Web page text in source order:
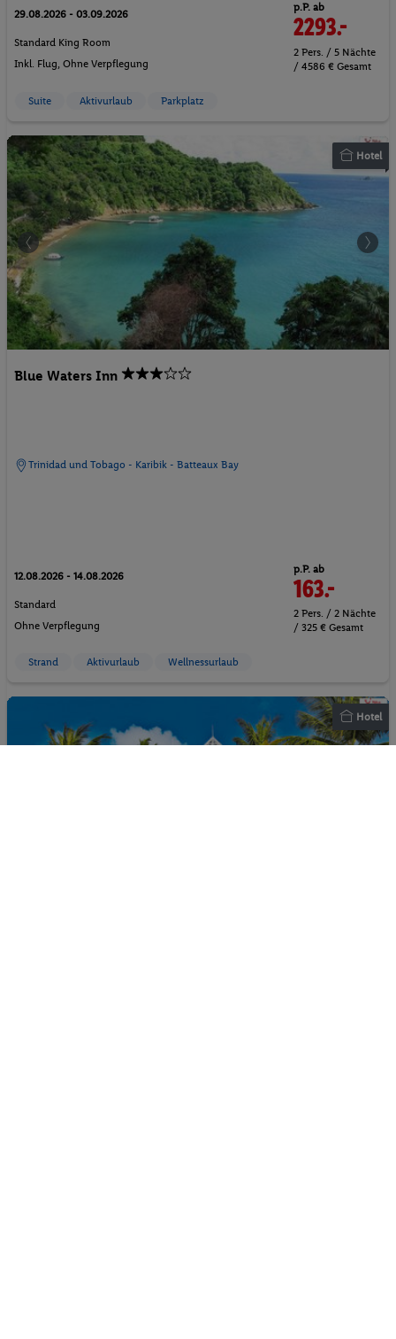
29.08.2026 - 03.09.2026
Standard King Room
Inkl. Flug, Ohne Verpflegung
p.P. ab
2293.-
2 Pers. / 5 Nächte
/ 4586 € Gesamt
Suite Aktivurlaub Parkplatz
Hotel
Blue Waters Inn
Trinidad und Tobago - Karibik - Batteaux Bay
12.08.2026 - 14.08.2026
Standard
Ohne Verpflegung
p.P. ab
163.-
2 Pers. / 2 Nächte
/ 325 € Gesamt
Strand Aktivurlaub Wellnessurlaub
Hotel